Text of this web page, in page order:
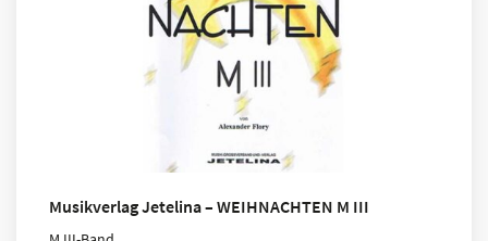
Musikverlag Jetelina – WEIHNACHTEN M III